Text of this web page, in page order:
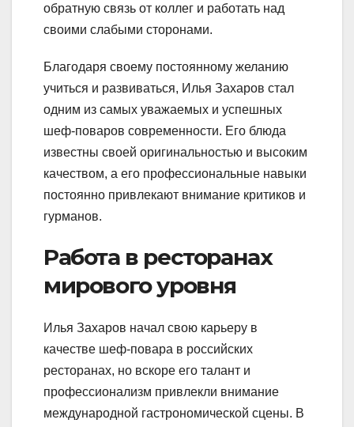
обратную связь от коллег и работать над
своими слабыми сторонами.
Благодаря своему постоянному желанию
учиться и развиваться, Илья Захаров стал
одним из самых уважаемых и успешных
шеф-поваров современности. Его блюда
известны своей оригинальностью и высоким
качеством, а его профессиональные навыки
постоянно привлекают внимание критиков и
гурманов.
Работа в ресторанах
мирового уровня
Илья Захаров начал свою карьеру в
качестве шеф-повара в российских
ресторанах, но вскоре его талант и
профессионализм привлекли внимание
международной гастрономической сцены. В